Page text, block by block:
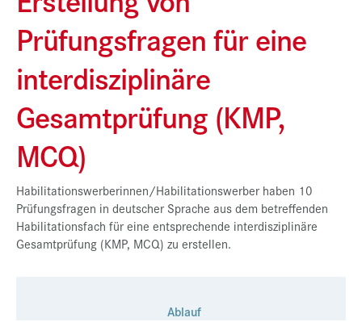
Über uns
Internationales
Events
Presse
Kontakt
Datenschutz
Prüfungsfragen für eine
interdisziplinäre
Gesamtprüfung (KMP,
MCQ)
Habilitationswerberinnen/Habilitationswerber haben 10
Prüfungsfragen in deutscher Sprache aus dem betreffenden
Habilitationsfach für eine entsprechende interdisziplinäre
Gesamtprüfung (KMP, MCQ) zu erstellen.
Ablauf